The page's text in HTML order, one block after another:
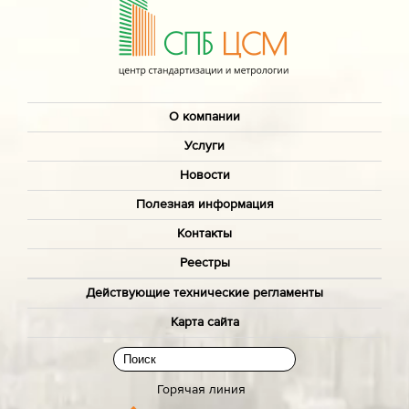
О компании
Услуги
Новости
Полезная информация
Контакты
Реестры
Действующие технические регламенты
Карта сайта
Горячая линия